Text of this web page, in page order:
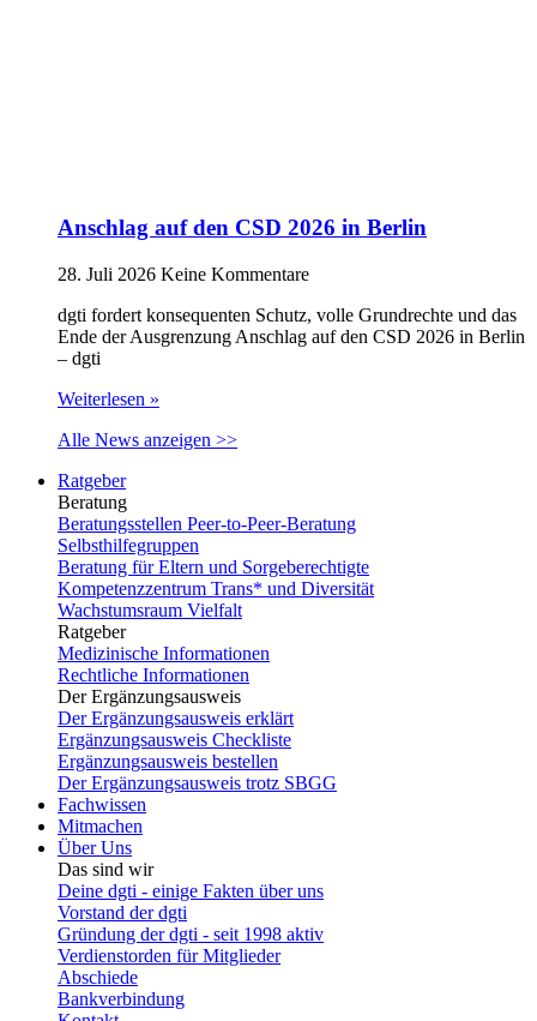
Anschlag auf den CSD 2026 in Berlin
28. Juli 2026 Keine Kommentare
dgti fordert konsequenten Schutz, volle Grundrechte und das
Ende der Ausgrenzung Anschlag auf den CSD 2026 in Berlin
– dgti
Weiterlesen »
Alle News anzeigen >>
Ratgeber
Beratung
Beratungsstellen Peer-to-Peer-Beratung
Selbsthilfegruppen
Beratung für Eltern und Sorgeberechtigte
Kompetenzzentrum Trans* und Diversität
Wachstumsraum Vielfalt
Ratgeber
Medizinische Informationen
Rechtliche Informationen
Der Ergänzungsausweis
Der Ergänzungsausweis erklärt
Ergänzungsausweis Checkliste
Ergänzungsausweis bestellen
Der Ergänzungsausweis trotz SBGG
Fachwissen
Mitmachen
Über Uns
Das sind wir
Deine dgti - einige Fakten über uns
Vorstand der dgti
Gründung der dgti - seit 1998 aktiv
Verdienstorden für Mitglieder
Abschiede
Bankverbindung